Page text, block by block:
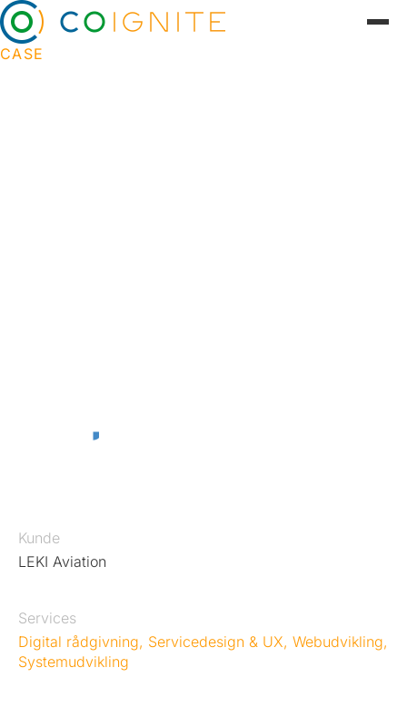
CASE
Kunde
LEKI Aviation
Services
Digital rådgivning, Servicedesign & UX, Webudvikling,
Systemudvikling